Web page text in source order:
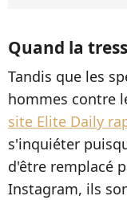
Quand la
Tandis que les
hommes contre
site Elite Daily
s'inquiéter
d'être remplacé
Instagram, ils